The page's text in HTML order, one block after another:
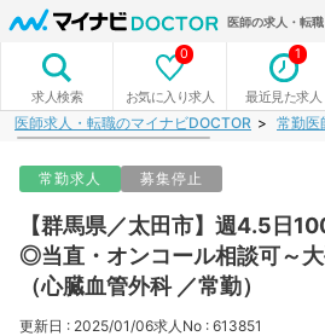
医師の求人・転
求人検索 お気に入り求人
0
最近見た求人
1
医師求人・転職のマイナビDOCTOR 常勤医
常勤求人 募集停止
【群馬県／太田市】週4.5日
◎当直・オンコール相談可～
（心臓血管外科 ／常勤）
更新日 : 2025/01/06求人No : 613851